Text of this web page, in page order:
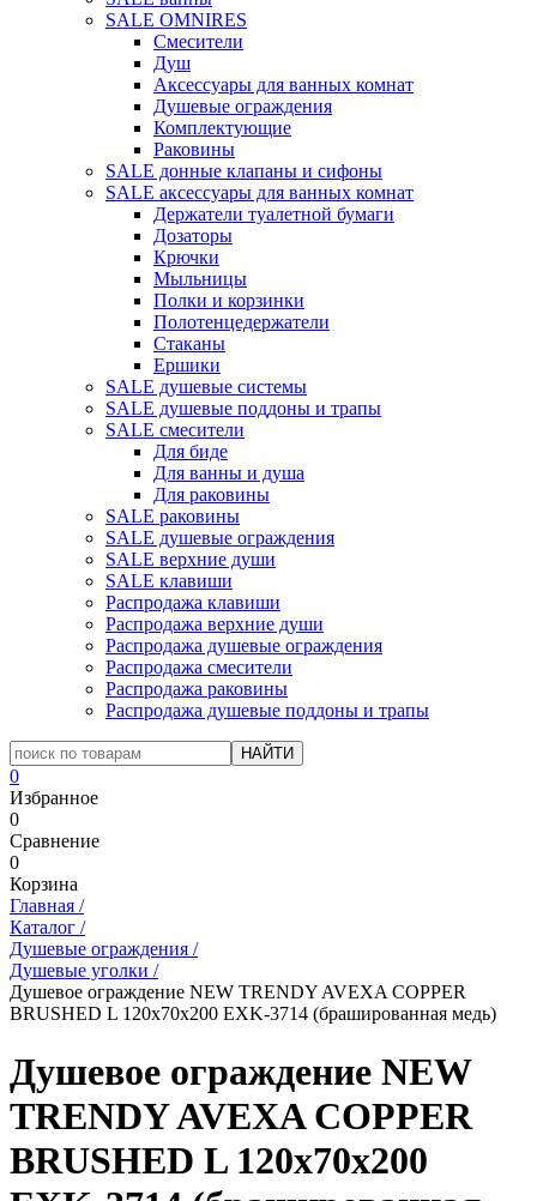
SALE OMNIRES
Смесители
Душ
Аксессуары для ванных комнат
Душевые ограждения
Комплектующие
Раковины
SALE донные клапаны и сифоны
SALE аксессуары для ванных комнат
Держатели туалетной бумаги
Дозаторы
Крючки
Мыльницы
Полки и корзинки
Полотенцедержатели
Стаканы
Ершики
SALE душевые системы
SALE душевые поддоны и трапы
SALE смесители
Для биде
Для ванны и душа
Для раковины
SALE раковины
SALE душевые ограждения
SALE верхние души
SALE клавиши
Распродажа клавиши
Распродажа верхние души
Распродажа душевые ограждения
Распродажа смесители
Распродажа раковины
Распродажа душевые поддоны и трапы
0
Избранное
0
Сравнение
0
Корзина
Главная /
Каталог /
Душевые ограждения /
Душевые уголки /
Душевое ограждение NEW TRENDY AVEXA COPPER
BRUSHED L 120x70x200 EXK-3714 (брашированная медь)
Душевое ограждение NEW
TRENDY AVEXA COPPER
BRUSHED L 120x70x200